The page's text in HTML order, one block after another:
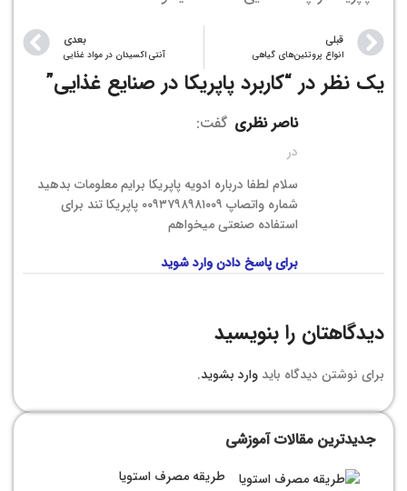
قبلی
انواع پروتئین‌های گیاهی
بعدی
آنتی اکسیدان در مواد غذایی
یک نظر در “کاربرد پاپریکا در صنایع غذایی”
ناصر نظری گفت:
در
سلام لطفا درباره ادویه پاپریکا برایم معلومات بدهید
شماره واتصاپ ۰۰۹۳۷۹۸۹۸۱۰۰۹ پاپریکا تند برای
استفاده صنعتی میخواهم
برای پاسخ دادن وارد شوید
دیدگاهتان را بنویسید
برای نوشتن دیدگاه باید وارد بشوید.
جدیدترین مقالات آموزشی
طریقه مصرف استویا